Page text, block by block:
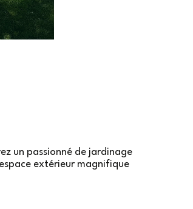
un passionné de jardinage
extérieur magnifique